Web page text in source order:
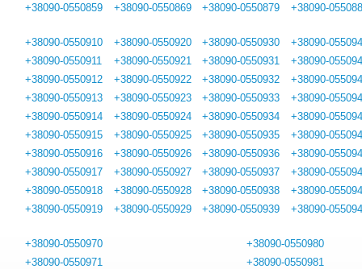
+38090-0550859
+38090-0550869
+38090-0550879
+38090-
+38090-0550910
+38090-0550911
+38090-0550912
+38090-0550913
+38090-0550914
+38090-0550915
+38090-0550916
+38090-0550917
+38090-0550918
+38090-0550919
+38090-0550920
+38090-0550921
+38090-0550922
+38090-0550923
+38090-0550924
+38090-0550925
+38090-0550926
+38090-0550927
+38090-0550928
+38090-0550929
+38090-0550930
+38090-0550931
+38090-0550932
+38090-0550933
+38090-0550934
+38090-0550935
+38090-0550936
+38090-0550937
+38090-0550938
+38090-0550939
+38090-
+38090-
+38090-
+38090-
+38090-
+38090-
+38090-
+38090-
+38090-
+38090-
+38090-0550970
+38090-0550971
+38090-0550980
+38090-0550981